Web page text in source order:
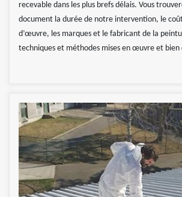
recevable dans les plus brefs délais. Vous
document la durée de notre intervention, le
d’œuvre, les marques et le fabricant de la
techniques et méthodes mises en œuvre et bien